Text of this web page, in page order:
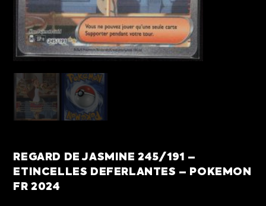
REGARD DE JASMINE 245/191 –
ETINCELLES DEFERLANTES – POKEMON
FR 2024